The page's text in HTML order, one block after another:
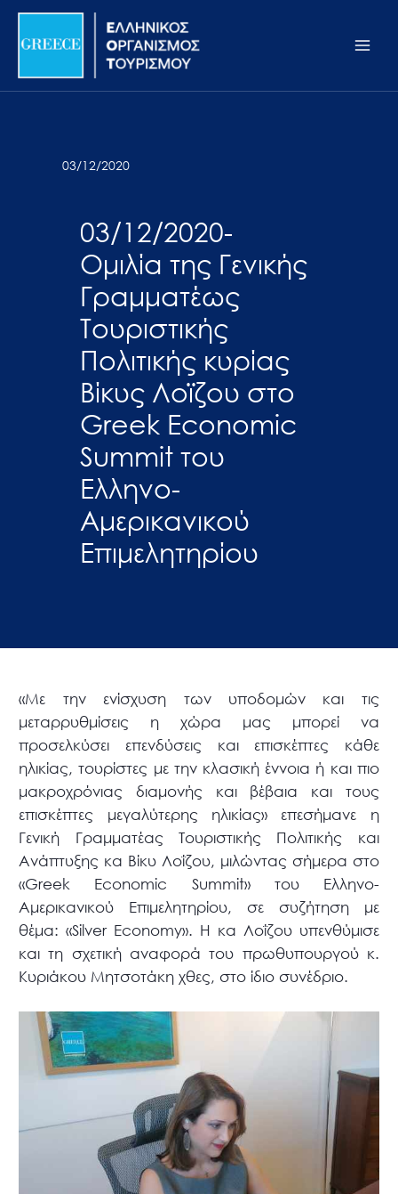
Σημείωση:
ιστότοπος
προσβασιμότητας.
Μετάβαση
περιεχόμενο
03/12/2020
03/12/2020-
Ομιλία της Γενικής
Γραμματέως
Τουριστικής
Πολιτικής κυρίας
Βίκυς Λοϊζου στο
Greek Economic
Summit του
Ελληνο-
Αμερικανικού
Επιμελητηρίου
«Με την ενίσχυση των υποδομών και τις
μεταρρυθμίσεις η χώρα μας μπορεί να
προσελκύσει επενδύσεις και επισκέπτες κάθε
ηλικίας, τουρίστες με την κλασική έννοια ή και πιο
μακροχρόνιας διαμονής και βέβαια και τους
επισκέπτες μεγαλύτερης ηλικίας» επεσήμανε η
Γενική Γραμματέας Τουριστικής Πολιτικής και
Ανάπτυξης κα Βίκυ Λοΐζου, μιλώντας σήμερα στο
«Greek Economic Summit» του Ελληνο-
Αμερικανικού Επιμελητηρίου, σε συζήτηση με
θέμα: «Silver Economy». Η κα Λοΐζου υπενθύμισε
και τη σχετική αναφορά του πρωθυπουργού κ.
Κυριάκου Μητσοτάκη χθες, στο ίδιο συνέδριο.